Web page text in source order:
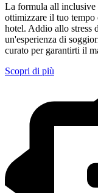
La formula all inclusive
ottimizzare il tuo tempo
hotel. Addio allo stress
un'esperienza di
curato per garantirti il
Scopri di più